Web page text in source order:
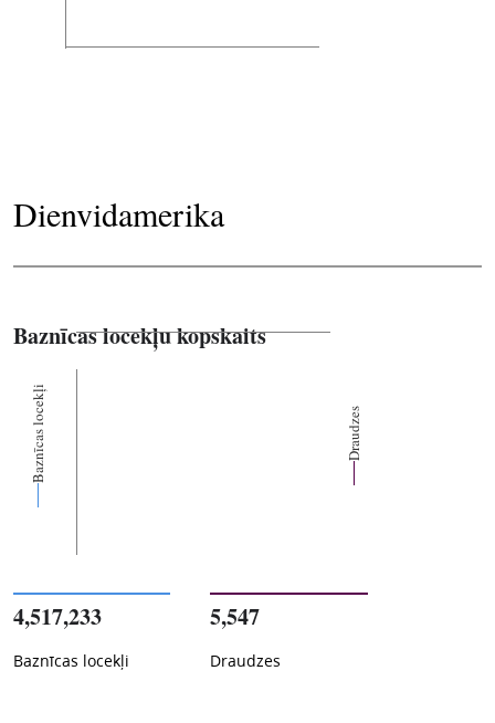
Dienvidamerika
Baznīcas locekļu kopskaits
Baznīcas locekļi Draudzes
4,517,233
Baznīcas locekļi
5,547
Draudzes